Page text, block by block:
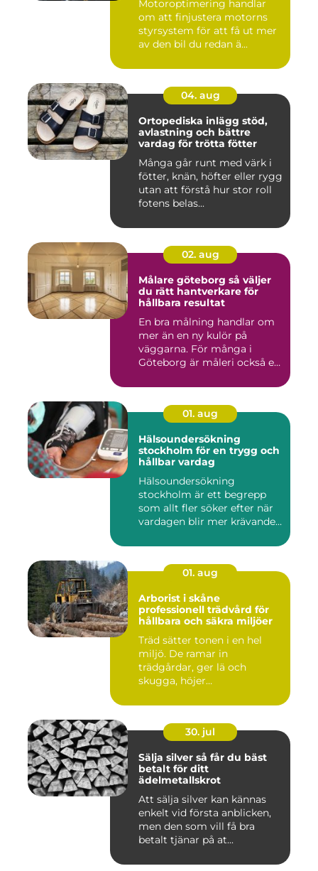
Motoroptimering handlar
om att finjustera motorns
styrsystem för att få ut mer
av den bil du redan ä...
04. aug
Ortopediska inlägg stöd,
avlastning och bättre
vardag för trötta fötter
Många går runt med värk i
fötter, knän, höfter eller rygg
utan att förstå hur stor roll
fotens belas...
02. aug
Målare göteborg så väljer
du rätt hantverkare för
hållbara resultat
En bra målning handlar om
mer än en ny kulör på
väggarna. För många i
Göteborg är måleri också ett
01. aug
Hälsoundersökning
stockholm för en trygg och
hållbar vardag
Hälsoundersökning
stockholm är ett begrepp
som allt fler söker efter när
vardagen blir mer krävande
01. aug
Arborist i skåne
professionell trädvård för
hållbara och säkra miljöer
Träd sätter tonen i en hel
miljö. De ramar in
trädgårdar, ger lä och
skugga, höjer
30. jul
Sälja silver så får du bäst
betalt för ditt
ädelmetallskrot
Att sälja silver kan kännas
enkelt vid första anblicken,
men den som vill få bra
betalt tjänar på at...